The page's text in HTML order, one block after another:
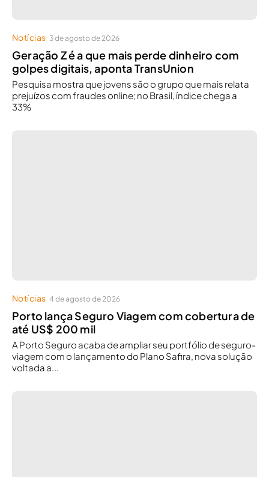
Notícias 3 de agosto de 2026
Geração Z é a que mais perde dinheiro com
golpes digitais, aponta TransUnion
Pesquisa mostra que jovens são o grupo que mais relata
prejuízos com fraudes online; no Brasil, índice chega a
33%
Notícias 4 de agosto de 2026
Porto lança Seguro Viagem com cobertura de
até US$ 200 mil
A Porto Seguro acaba de ampliar seu portfólio de seguro-
viagem com o lançamento do Plano Safira, nova solução
voltada a...